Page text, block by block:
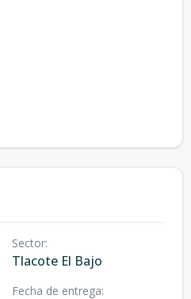
Sector:
Tlacote El Bajo
Fecha de entrega: